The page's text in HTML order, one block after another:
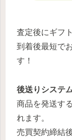
査定後にギフ
到着後最短で
す！
後送りシステ
商品を発送す
れます。
売買契約締結後